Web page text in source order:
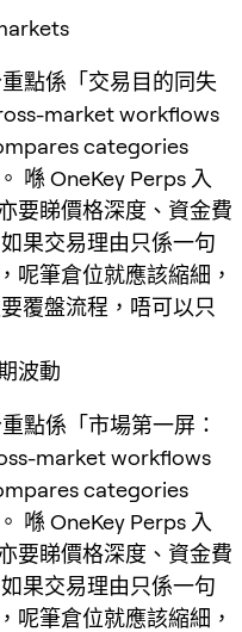
點係「交易目的同失
market workflows
categories
喺 OneKey Perps 入
要睇價格深度、資金費
果交易理由只係一句
呢筆倉位就應該縮細，
覆盤流程，唔可以只
波動
點係「市場第一屏：
market workflows
categories
喺 OneKey Perps 入
要睇價格深度、資金費
果交易理由只係一句
呢筆倉位就應該縮細，